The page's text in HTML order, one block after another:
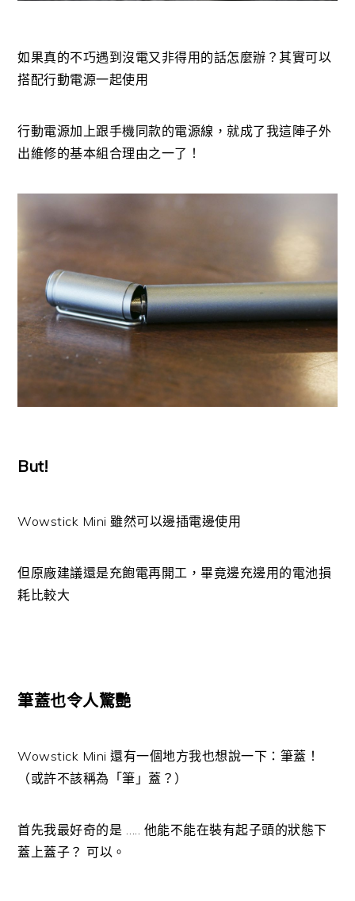
如果真的不巧遇到沒電又非得用的話怎麼辦？其實可以
搭配行動電源一起使用
行動電源加上跟手機同款的電源線，就成了我這陣子外
出維修的基本組合理由之一了！
But!
Wowstick Mini 雖然可以邊插電邊使用
但原廠建議還是充飽電再開工，畢竟邊充邊用的電池損
耗比較大
筆蓋也令人驚艷
Wowstick Mini 還有一個地方我也想說一下：筆蓋！
（或許不該稱為「筆」蓋？）
首先我最好奇的是 ….. 他能不能在裝有起子頭的狀態下
蓋上蓋子？ 可以。